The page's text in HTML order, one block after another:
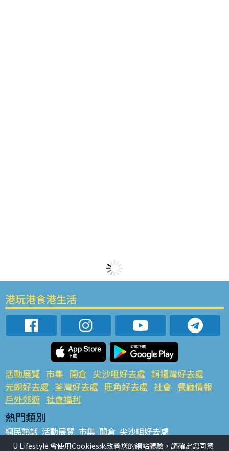
港玩港食港生活
活動展覽 市集 開倉 尖沙咀好去處 銅鑼灣好去處
元朗好去處 荃灣好去處 旺角好去處 社會 餐廳情報
戶外郊遊 社會福利
熱門類別
網民熱話 活動展覽 市集 開倉 尖沙咀好去處
銅鑼灣好去處 元朗好去處 荃灣好去處 旺角好去處 社會
U Lifestyle 會使用Cookies來改善您的網站體驗，請確定您同意